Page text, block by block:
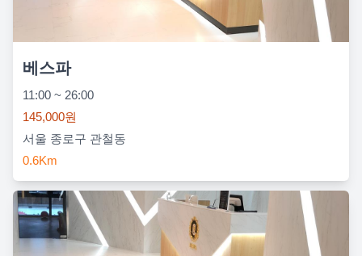
베스파
11:00 ~ 26:00
145,000원
서울 종로구 관철동
0.6Km